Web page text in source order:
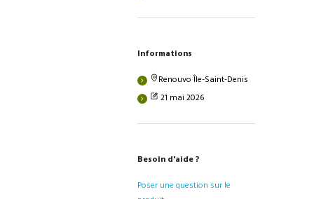
Informations
Renouvo Île-Saint-Denis
21 mai 2026
Besoin d'aide ?
Poser une question sur le